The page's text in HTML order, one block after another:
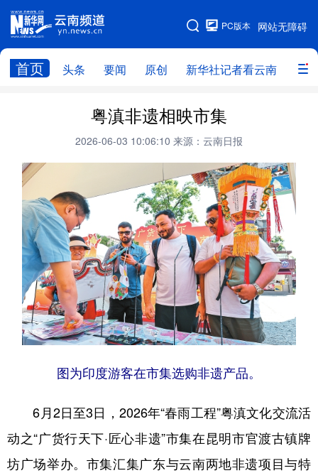
网站无障碍
PC版本
首页 头条 要闻 原创 新华社记者看云南 政务
网站地图
云南要闻
新华社记者看云南 政务
云南省领导报道集 旅游
教育
州市
社会
图片
经济 服务 云南故事
云南青年说 趣看文物
粤滇非遗相映市集
2026-06-03 10:06:10 来源：云南日报
图为印度游客在市集选购非遗产品。
6月2日至3日，2026年“春雨工程”粤滇文化交流活
动之“广货行天下·匠心非遗”市集在昆明市官渡古镇牌
坊广场举办。市集汇集广东与云南两地非遗项目与特